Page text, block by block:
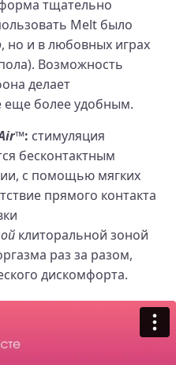
тщательно
Melt было
, но и в любовных играх
Возможность
делает
еще более удобным.
: стимуляция
бесконтактным
с помощью мягких
прямого контакта
клиторальной зоной
раз за разом,
дискомфорта.